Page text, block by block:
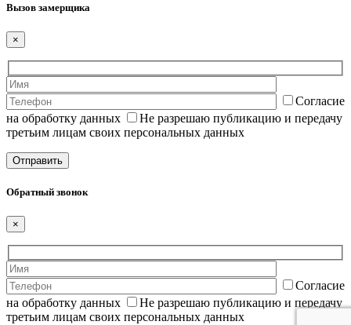
Вызов замерщика
×
Согласие
на обработку данных
Не разрешаю публикацию и передачу
третьим лицам своих персональных данных
Обратный звонок
×
Согласие
на обработку данных
Не разрешаю публикацию и передачу
третьим лицам своих персональных данных